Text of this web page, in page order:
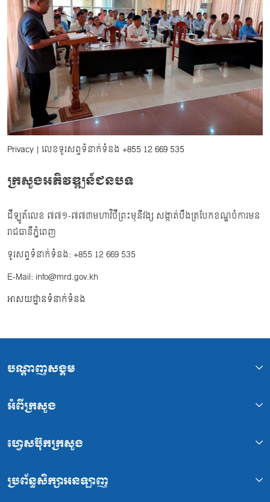
Privacy | លេខទូរសព្ទទំនាក់ទំនង +855 12 669 535
ក្រសួងអភិវឌ្ឍន៍ជនបទ
ដីឡូត៍លេខ ៧៧១-៧៧៣មហាវិថីព្រះមុនីវង្ស សង្កាត់បឹងត្របែកខណ្ឌចំការមន
រាជធានីភ្នំពេញ
ទូរសព្ទទំនាក់ទំនង: +855 12 669 535
E-Mail: info@mrd.gov.kh
អាសយដ្ឋានទំនាក់ទំនង
បណ្ដាញសង្គម
អំពីក្រសួង
ហ្វេសប៊ុកក្រសួង
ប្រព័ន្ធសិក្សាអនឡាញ